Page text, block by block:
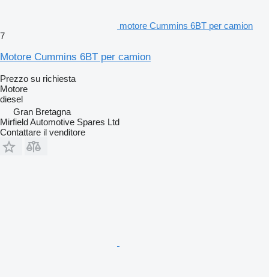
motore Cummins 6BT per camion
7
Motore Cummins 6BT per camion
Prezzo su richiesta
Motore
diesel
Gran Bretagna
Mirfield Automotive Spares Ltd
Contattare il venditore